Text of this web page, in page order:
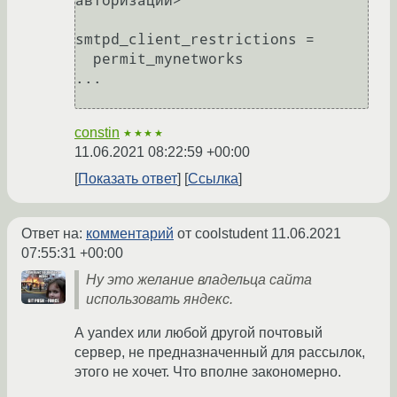
smtpd_client_restrictions =
...
constin ★★★★
11.06.2021 08:22:59 +00:00
Показать ответ
Ссылка
Ответ на: комментарий от coolstudent 11.06.2021
07:55:31 +00:00
Ну это желание владельца сайта
использовать яндекс.
А yandex или любой другой почтовый
сервер, не предназначенный для рассылок,
этого не хочет. Что вполне закономерно.